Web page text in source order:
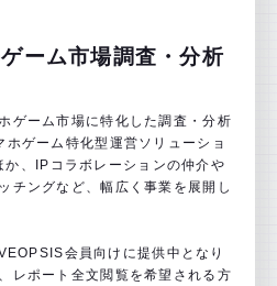
ーム市場調査・分析
ゲーム市場に特化した調査・分析
ゲーム特化型運営ソリューショ
、IPコラボレーションの仲介や
チングなど、幅広く事業を展開し
会員向けに提供中となり
レポート全文閲覧を希望される方